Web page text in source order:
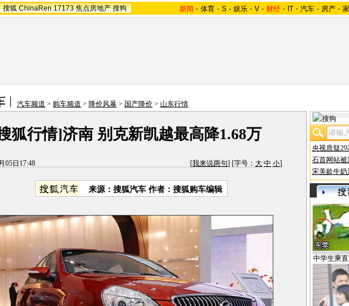
搜狐 ChinaRen 17173 焦点房地产 搜狗 新闻 - 体育 - S - 娱乐 - V - 财经 - IT - 汽车 - 房产 -
汽车频道 > 购车频道 > 降价风暴 > 国产降价 > 山东行情
狐行情]济南 别克新凯越最高降1.68万
05日17:48 [我来说两句] [字号： 大 中 小]
来源： 搜狐汽车 作者：搜狐购车编辑
央视质疑29
石首网站被
宋美龄牛奶
中学生乘